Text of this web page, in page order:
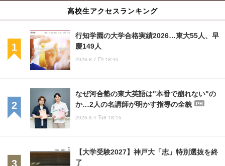
高校生アクセスランキング
行知学園の大学合格実績2026…東大55人、早
慶149人
2026.8.7 Fri 18:45
なぜ河合塾の東大英語は"本番で崩れない"の
か…2人の名講師が明かす指導の全貌
PR
2026.8.4 Tue 18:15
【大学受験2027】神戸大「志」特別選抜を終
了